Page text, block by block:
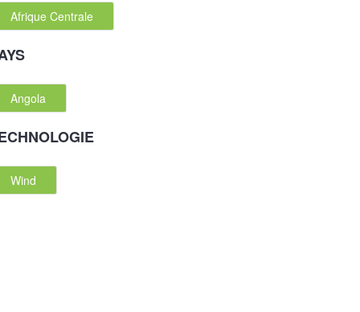
Afrique Centrale
Angola
Wind